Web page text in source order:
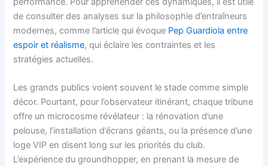
de consulter des analyses sur la philosophie d’entraîneurs
modernes, comme l’article qui évoque Pep Guardiola entre
espoir et réalisme, qui éclaire les contraintes et les
stratégies actuelles.
Les grands publics voient souvent le stade comme simple
décor. Pourtant, pour l’observateur itinérant, chaque tribune
offre un microcosme révélateur : la rénovation d’une
pelouse, l’installation d’écrans géants, ou la présence d’une
loge VIP en disent long sur les priorités du club.
L’expérience du groundhopper, en prenant la mesure de